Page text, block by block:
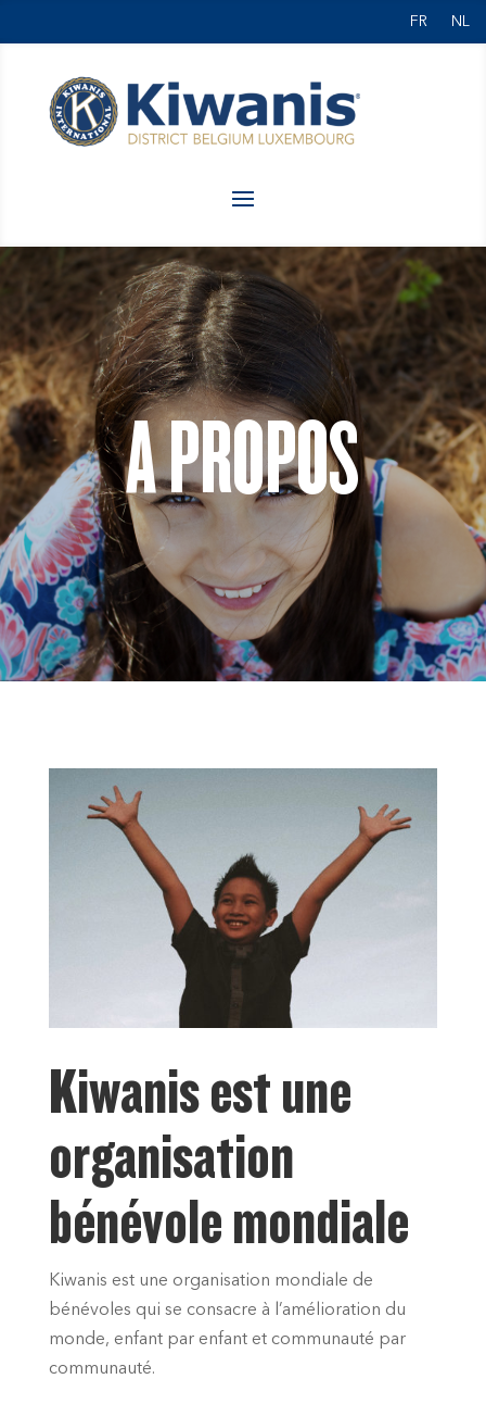
FR NL
A PROPOS
Kiwanis est une
organisation
bénévole mondiale
Kiwanis est une organisation mondiale de
bénévoles qui se consacre à l’amélioration du
monde, enfant par enfant et communauté par
communauté.